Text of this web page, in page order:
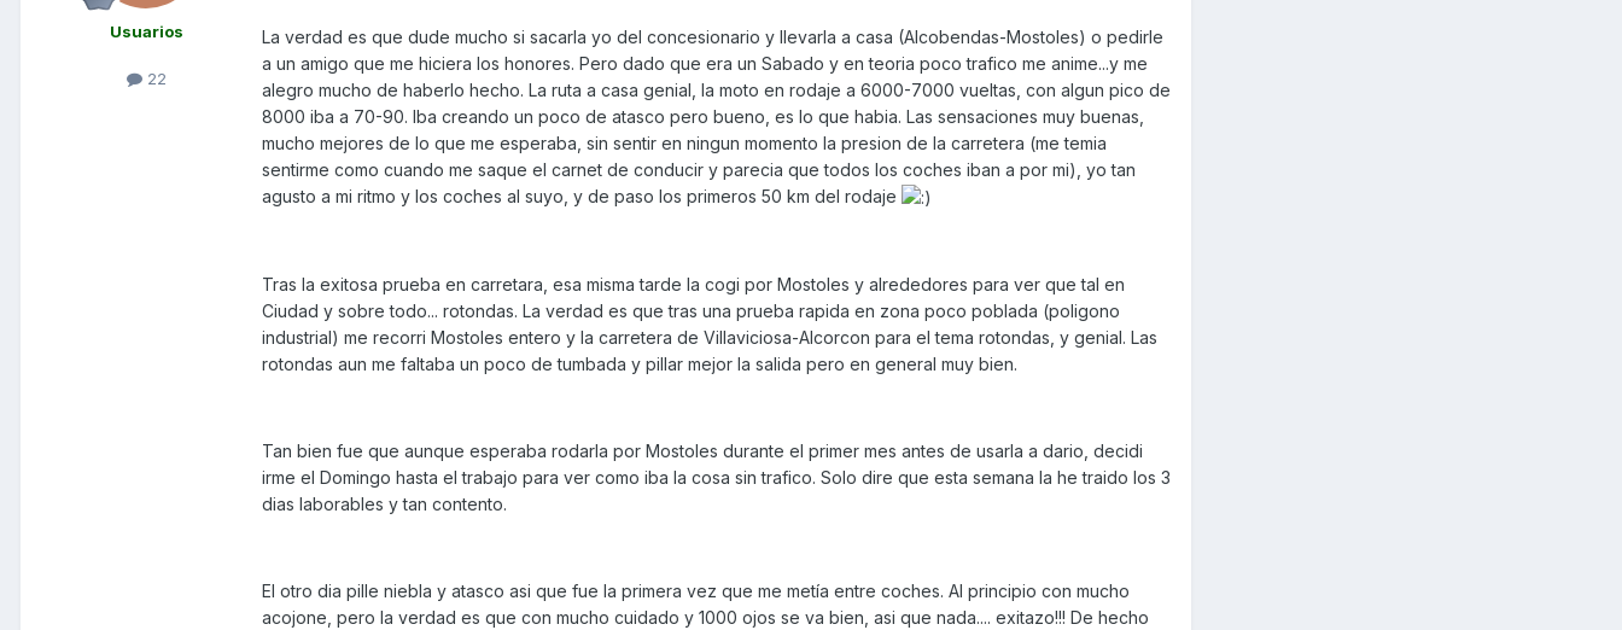
Usuarios
22
La verdad es que dude mucho si sacarla yo del concesionario y llevarla a casa (Alcobendas-Mostoles) o pedirle
a un amigo que me hiciera los honores. Pero dado que era un Sabado y en teoria poco trafico me anime...y me
alegro mucho de haberlo hecho. La ruta a casa genial, la moto en rodaje a 6000-7000 vueltas, con algun pico de
8000 iba a 70-90. Iba creando un poco de atasco pero bueno, es lo que habia. Las sensaciones muy buenas,
mucho mejores de lo que me esperaba, sin sentir en ningun momento la presion de la carretera (me temia
sentirme como cuando me saque el carnet de conducir y parecia que todos los coches iban a por mi), yo tan
agusto a mi ritmo y los coches al suyo, y de paso los primeros 50 km del rodaje
Tras la exitosa prueba en carretara, esa misma tarde la cogi por Mostoles y alrededores para ver que tal en
Ciudad y sobre todo... rotondas. La verdad es que tras una prueba rapida en zona poco poblada (poligono
industrial) me recorri Mostoles entero y la carretera de Villaviciosa-Alcorcon para el tema rotondas, y genial. Las
rotondas aun me faltaba un poco de tumbada y pillar mejor la salida pero en general muy bien.
Tan bien fue que aunque esperaba rodarla por Mostoles durante el primer mes antes de usarla a dario, decidi
irme el Domingo hasta el trabajo para ver como iba la cosa sin trafico. Solo dire que esta semana la he traido los 3
dias laborables y tan contento.
El otro dia pille niebla y atasco asi que fue la primera vez que me metía entre coches. Al principio con mucho
acojone, pero la verdad es que con mucho cuidado y 1000 ojos se va bien, asi que nada.... exitazo!!! De hecho